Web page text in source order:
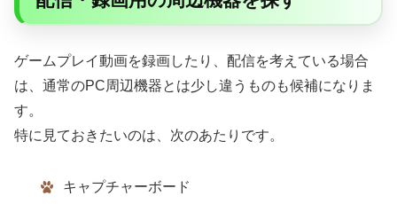
ゲームプレイ動画を録画したり、配信を考えている場合
は、通常のPC周辺機器とは少し違うものも候補になりま
す。
特に見ておきたいのは、次のあたりです。
キャプチャーボード